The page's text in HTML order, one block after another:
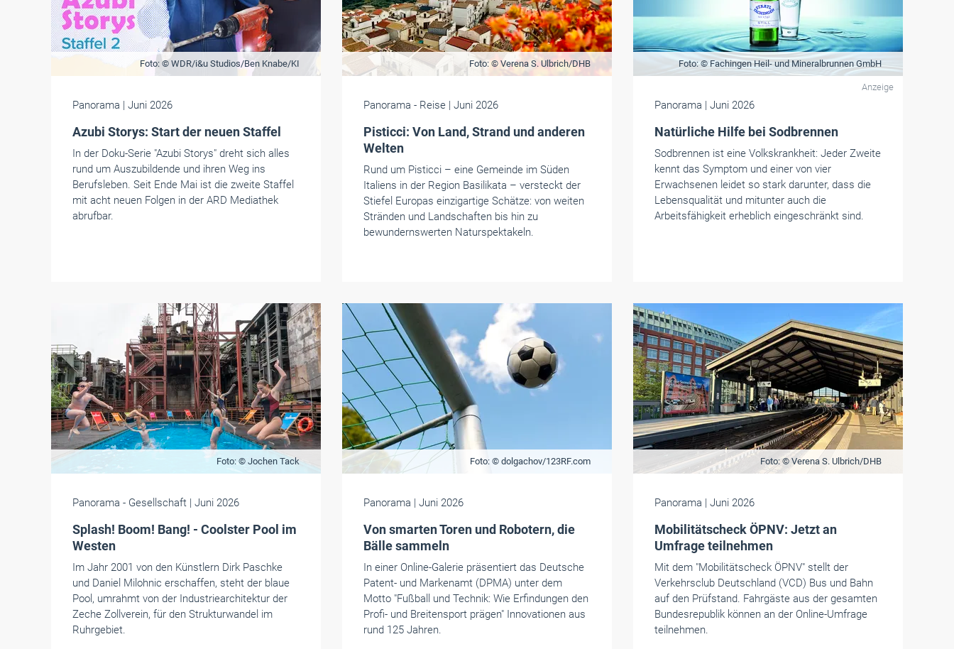
Foto: © WDR/i&u Studios/Ben Knabe/KI
Panorama | Juni 2026
Azubi Storys: Start der neuen Staffel
In der Doku-Serie "Azubi Storys" dreht sich alles
rund um Auszubildende und ihren Weg ins
Berufsleben. Seit Ende Mai ist die zweite Staffel
mit acht neuen Folgen in der ARD Mediathek
abrufbar.
Foto: © Verena S. Ulbrich/DHB
Panorama - Reise | Juni 2026
Pisticci: Von Land, Strand und anderen
Welten
Rund um Pisticci – eine Gemeinde im Süden
Italiens in der Region Basilikata – versteckt der
Stiefel Europas einzigartige Schätze: von weiten
Stränden und Landschaften bis hin zu
bewundernswerten Naturspektakeln.
Foto: © Fachingen Heil- und Mineralbrunnen GmbH
Anzeige
Panorama | Juni 2026
Natürliche Hilfe bei Sodbrennen
Sodbrennen ist eine Volkskrankheit: Jeder Zweite
kennt das Symptom und einer von vier
Erwachsenen leidet so stark darunter, dass die
Lebensqualität und mitunter auch die
Arbeitsfähigkeit erheblich eingeschränkt sind.
Foto: © Jochen Tack
Panorama - Gesellschaft | Juni 2026
Splash! Boom! Bang! - Coolster Pool im
Westen
Im Jahr 2001 von den Künstlern Dirk Paschke
und Daniel Milohnic erschaffen, steht der blaue
Pool, umrahmt von der Industriearchitektur der
Zeche Zollverein, für den Strukturwandel im
Ruhrgebiet.
Foto: © dolgachov/123RF.com
Panorama | Juni 2026
Von smarten Toren und Robotern, die
Bälle sammeln
In einer Online-Galerie präsentiert das Deutsche
Patent- und Markenamt (DPMA) unter dem
Motto "Fußball und Technik: Wie Erfindungen den
Profi- und Breitensport prägen" Innovationen aus
rund 125 Jahren.
Foto: © Verena S. Ulbrich/DHB
Panorama | Juni 2026
Mobilitätscheck ÖPNV: Jetzt an
Umfrage teilnehmen
Mit dem "Mobilitätscheck ÖPNV" stellt der
Verkehrsclub Deutschland (VCD) Bus und Bahn
auf den Prüfstand. Fahrgäste aus der gesamten
Bundesrepublik können an der Online-Umfrage
teilnehmen.